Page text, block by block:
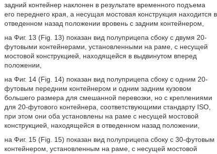
задний контейнер наклонен в результате временного подъема
его переднего края, а несущая мостовая конструкция находится в
отведенном назад положении вровень с задним контейнером,
на Фиг. 13 (Fig. 13) показан вид полуприцепа сбоку с двумя 20-
футовыми контейнерами, установленными на раме, с несущей
мостовой конструкцией, находящейся в выдвинутом вперед
положении,
на Фиг. 14 (Fig. 14) показан вид полуприцепа сбоку с одним 20-
футовым передним контейнером и одним задним кузовом
большего размера для смешанной перевозки, но с креплениями
для 20-футового контейнера, соответствующими стандарту ISO,
при этом они оба установлены на раме с несущей мостовой
конструкцией, находящейся в отведенном назад положении,
на Фиг. 15 (Fig. 15) показан вид полуприцепа сбоку с 30-футовым
контейнером, установленным на раме, с несущей мостовой